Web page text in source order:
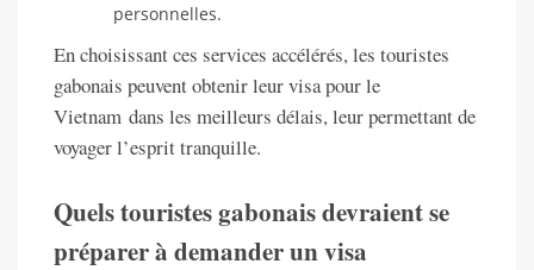
personnelles.
En choisissant ces services accélérés, les touristes
gabonais peuvent obtenir leur visa pour le
Vietnam dans les meilleurs délais, leur permettant de
voyager l’esprit tranquille.
Quels touristes gabonais devraient se
préparer à demander un visa